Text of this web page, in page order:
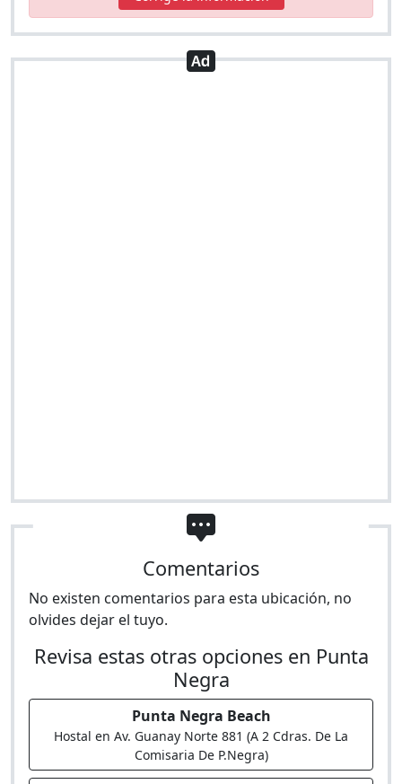
Comentarios
No existen comentarios para esta ubicación, no
olvides dejar el tuyo.
Revisa estas otras opciones en Punta
Negra
Punta Negra Beach
Hostal en Av. Guanay Norte 881 (A 2 Cdras. De La
Comisaria De P.Negra)